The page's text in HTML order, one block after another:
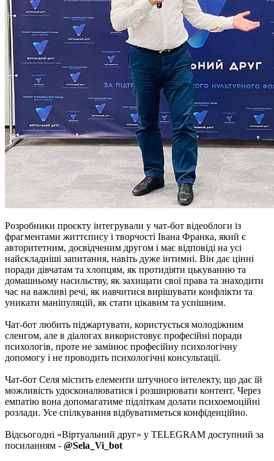
Розробники проєкту інтегрували у чат-бот відеоблоги із
фрагментами життєпису і творчості Івана Франка, який є
авторитетним, досвідченим другом і має відповіді на усі
найскладніші запитання, навіть дуже інтимні. Він дає цінні
поради дівчатам та хлопцям, як протидіяти цькуванню та
домашньому насильству, як захищати свої права та знаходити
час на важливі речі, як навчитися вирішувати конфлікти та
уникати маніпуляцій, як стати цікавим та успішним.
Чат-бот любить піджартувати, користується молодіжним
сленгом, але в діалогах використовує професійні поради
психологів, проте не замінює професійну психологічну
допомогу і не проводить психологічні консультації.
Чат-бот Селя містить елементи штучного інтелекту, що дає їй
можливість удосконалюватися і розширювати контент. Через
емпатію вона допомагатиме підліткам долати психоемоційні
розлади. Усе спілкування відбуватиметься конфіденційно.
Відсьогодні «Віртуальний друг» у TELEGRAM доступний за
посиланням - @Sela_Vi_bot